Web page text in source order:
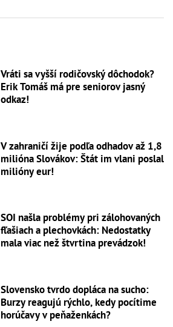
Vráti sa vyšší rodičovský dôchodok?
Erik Tomáš má pre seniorov jasný
odkaz!
V zahraničí žije podľa odhadov až 1,8
milióna Slovákov: Štát im vlani poslal
milióny eur!
SOI našla problémy pri zálohovaných
fľašiach a plechovkách: Nedostatky
mala viac než štvrtina prevádzok!
Slovensko tvrdo dopláca na sucho:
Burzy reagujú rýchlo, kedy pocítime
horúčavy v peňaženkách?